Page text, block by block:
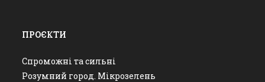
ПРОЄКТИ
Спроможні та сильні
Розумний город. Мікрозелень